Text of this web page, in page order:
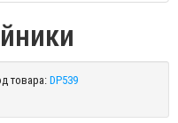
товара: DP539